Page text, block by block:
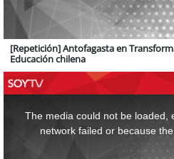
[Repetición] Antofagasta en
Educación chilena
The media could not be loaded,
network failed or because